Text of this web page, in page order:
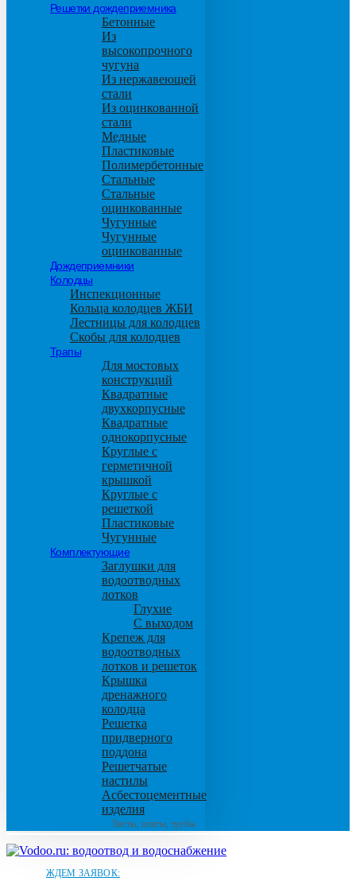
Решетки дождеприемника
Бетонные
Из
высокопрочного
чугуна
Из нержавеющей
стали
Из оцинкованной
стали
Медные
Пластиковые
Полимербетонные
Стальные
Стальные
оцинкованные
Чугунные
Чугунные
оцинкованные
Дождеприемники
Колодцы
Инспекционные
Кольца колодцев ЖБИ
Лестницы для колодцев
Скобы для колодцев
Трапы
Для мостовых
конструкций
Квадратные
двухкорпусные
Квадратные
однокорпусные
Круглые с
герметичной
крышкой
Круглые с
решеткой
Пластиковые
Чугунные
Комплектующие
Заглушки для
водоотводных
лотков
Глухие
С выходом
Крепеж для
водоотводных
лотков и решеток
Крышка
дренажного
колодца
Решетка
придверного
поддона
Решетчатые
настилы
Асбестоцементные
изделия
Листы, плиты, трубы
ЖДЕМ ЗАЯВОК: